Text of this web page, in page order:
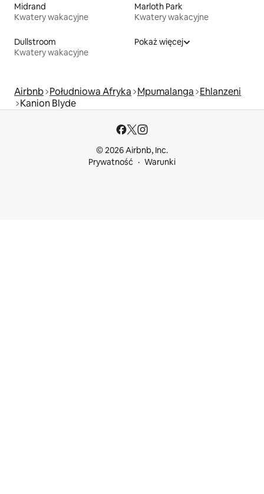
Midrand
Kwatery wakacyjne
Marloth Park
Kwatery wakacyjne
Dullstroom
Kwatery wakacyjne
Pokaż więcej
Airbnb Południowa Afryka Mpumalanga Ehlanzeni
Kanion Blyde
© 2026 Airbnb, Inc.
Prywatność
Warunki